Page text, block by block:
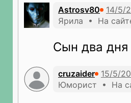
Astrosv80
Ярила • На
Сын два дня
cruzaider
Юморист • На